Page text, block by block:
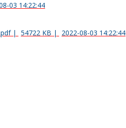
03 14:22:44
| 54722 KB | 2022-08-03 14:22:44